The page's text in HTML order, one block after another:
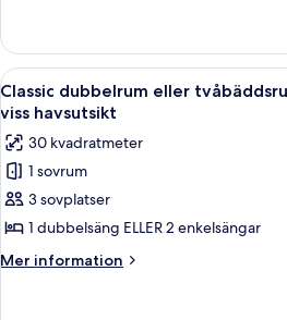
-
balkong
-
utsikt
mot
trädgården
dubbelrum
eller
tvåbäddsrum
-
sovrum
balkong
-
utsikt
trädgården
Öppna
alla
foton
för
Classic
dubbelrum
eller
tvåbäddsrum
Ett
7
Classic dubbelrum eller
viss havsutsikt
30 kvadratmeter
1 sovrum
3 sovplatser
1 dubbelsäng ELLER 2 enkelsängar
Mer information
Mer